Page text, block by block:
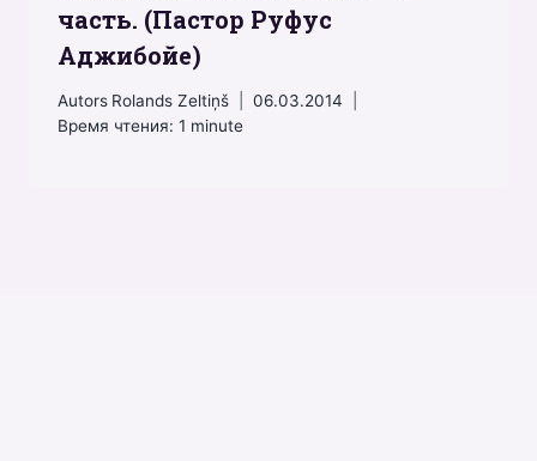
часть. (Пастор Руфус
Аджибойе)
Autors Rolands Zeltiņš
06.03.2014
Время чтения: 1 minute